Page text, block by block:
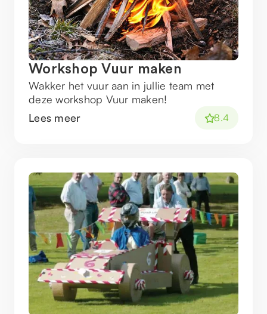
Workshop Vuur maken
Wakker het vuur aan in jullie team met
deze workshop Vuur maken!
Lees meer
8.4